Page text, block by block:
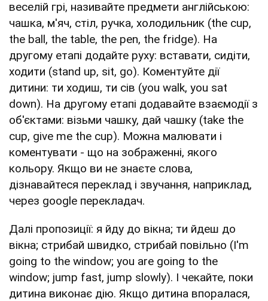
веселій грі, називайте предмети англійською:
чашка, м'яч, стіл, ручка, холодильник (the cup,
the ball, the table, the pen, the fridge). На
другому етапі додайте руху: вставати, сидіти,
ходити (stand up, sit, go). Коментуйте дії
дитини: ти ходиш, ти сів (you walk, you sat
down). На другому етапі додавайте взаємодії з
об'єктами: візьми чашку, дай чашку (take the
cup, give me the cup). Можна малювати і
коментувати - що на зображенні, якого
кольору. Якщо ви не знаєте слова,
дізнавайтеся переклад і звучання, наприклад,
через google перекладач.
Далі пропозиції: я йду до вікна; ти йдеш до
вікна; стрибай швидко, стрибай повільно (I'm
going to the window; you are going to the
window; jump fast, jump slowly). І чекайте, поки
дитина виконає дію. Якщо дитина впоралася,